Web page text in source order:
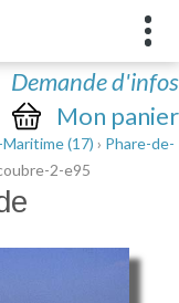
Demande d'infos
Mon panier
(17) › Phare-de-
2-e95